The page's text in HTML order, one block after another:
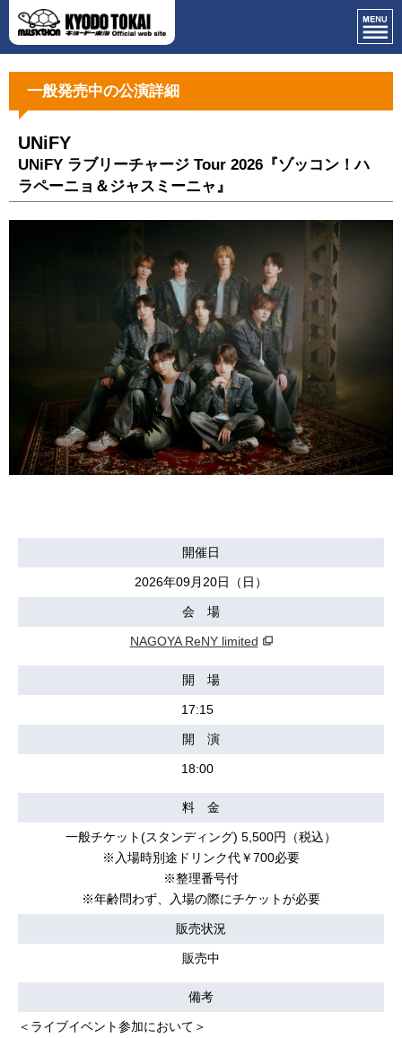
一般発売中の公演詳細
UNiFY
UNiFY ラブリーチャージ Tour 2026『ゾッコン！ハ
ラペーニョ＆ジャスミーニャ』
開催日
2026年09月20日（日）
会 場
NAGOYA ReNY limited
開 場
17:15
開 演
18:00
料 金
一般チケット(スタンディング) 5,500円（税込）
※入場時別途ドリンク代￥700必要
※整理番号付
※年齢問わず、入場の際にチケットが必要
販売状況
販売中
備考
＜ライブイベント参加において＞